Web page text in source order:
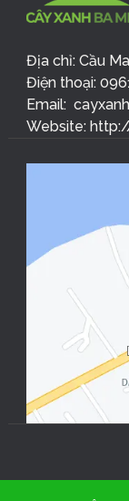
Địa chỉ: Cầu
Điện thoại:
Email:
Website: